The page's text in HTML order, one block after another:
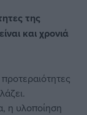
της
και χρονιά
η υλοποίηση